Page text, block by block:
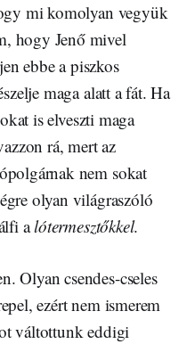
mi komolyan vegyük
hogy Jenő mivel
ebbe a piszkos
maga alatt a fát. Ha
is elveszti maga
rá, mert az
nem sokat
olyan világraszóló
alótermesztőkkel.
Olyan csendes-cseles
ezért nem ismerem
váltottunk eddigi